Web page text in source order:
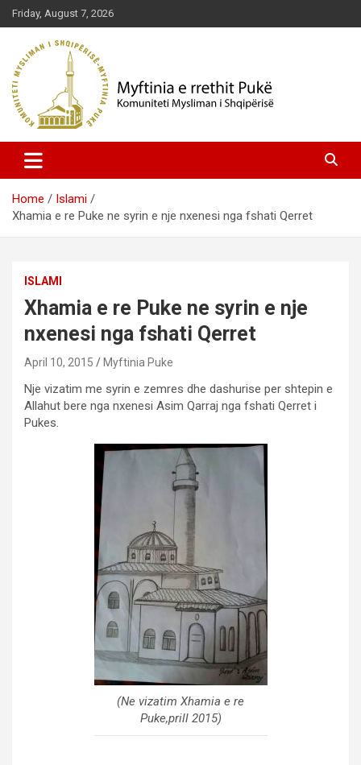
Skip
to
content
Friday, August 7, 2026
Myftinia Pukë | Faqja Zyrtare
Home
Islami
Xhamia e re Puke ne syrin e nje nxenesi nga fshati Qerret
ISLAMI
Xhamia e re Puke ne syrin e nje
nxenesi nga fshati Qerret
April 10, 2015 Myftinia Puke
Nje vizatim me syrin e zemres dhe dashurise per shtepin e
Allahut bere nga nxenesi Asim Qarraj nga fshati Qerret i
Pukes.
(Ne vizatim Xhamia e re
Puke,prill 2015)